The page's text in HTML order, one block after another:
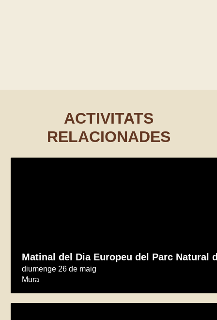
ACTIVITATS
RELACIONADES
Matinal del Dia Europeu del Parc Natural
diumenge 26 de maig
Mura